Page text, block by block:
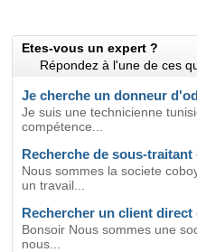
Etes-vous un expert ?
Répondez à l'une de ces
Je cherche un donneur
Je suis une technicienne
compétence...
Recherche de sous-traitant
Nous sommes la societe
un travail...
Rechercher un client
Bonsoir Nous sommes une
nous...